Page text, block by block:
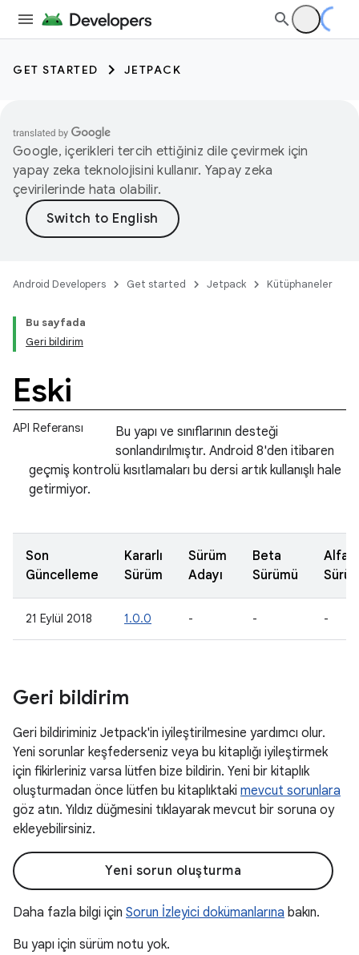
GET STARTED JETPACK
Google, içerikleri tercih ettiğiniz dile çevirmek için
yapay zeka teknolojisini kullanır. Yapay zeka
çevirilerinde hata olabilir.
Android Developers Get started Jetpack Kütüphaneler
Bu sayfada
Geri bildirim
Eski
API Referansı
Bu yapı ve sınıflarının desteği
sonlandırılmıştır. Android 8'den itibaren
geçmiş kontrolü kısıtlamaları bu dersi artık kullanışlı hale
getirmiyor.
Son
Güncelleme
Kararlı
Sürüm
Sürüm
Adayı
Beta
Sürümü
Alfa
21 Eylül 2018 1.0.0 - - -
Geri bildirim
Geri bildiriminiz Jetpack'in iyileştirilmesine yardımcı olur.
Yeni sorunlar keşfederseniz veya bu kitaplığı iyileştirmek
için fikirleriniz varsa lütfen bize bildirin. Yeni bir kitaplık
oluşturmadan önce lütfen bu kitaplıktaki mevcut sorunlara
göz atın. Yıldız düğmesini tıklayarak mevcut bir soruna oy
ekleyebilirsiniz.
Yeni sorun oluşturma
Daha fazla bilgi için Sorun İzleyici dokümanlarına bakın.
Bu yapı için sürüm notu yok.